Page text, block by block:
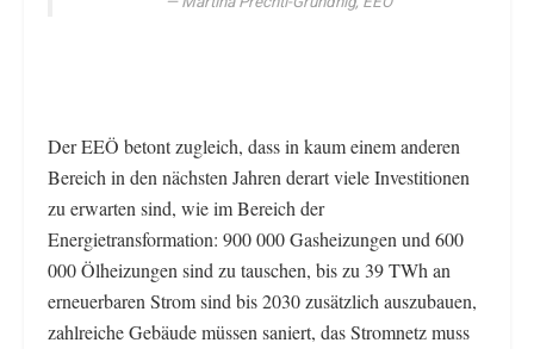
Der EEÖ betont zugleich, dass in kaum einem anderen
Bereich in den nächsten Jahren derart viele Investitionen
zu erwarten sind, wie im Bereich der
Energietransformation: 900 000 Gasheizungen und 600
000 Ölheizungen sind zu tauschen, bis zu 39 TWh an
erneuerbaren Strom sind bis 2030 zusätzlich auszubauen,
zahlreiche Gebäude müssen saniert, das Stromnetz muss